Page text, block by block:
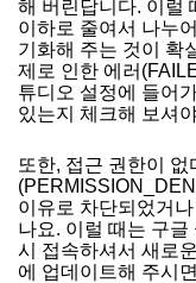
해 버린답니다. 이럴
이하로 줄여서 나누
기화해 주는 것이 확
제로 인한 에러
튜디오 설정에 들어
있는지 체크해 보셔
또한, 접근 권한이 없
이유로 차단되었거
나요. 이럴 때는 구
시 접속하셔서 새로
에 업데이트해 주시